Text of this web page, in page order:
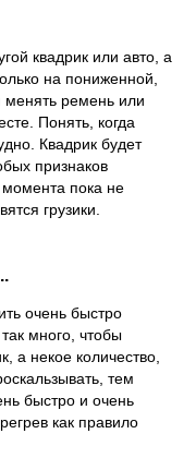
квадрик или авто, а
на пониженной,
менять ремень или
Понять, когда
Квадрик будет
признаков
момента пока не
грузики.
очень быстро
много, чтобы
а некое количество,
тем
быстро и очень
как правило